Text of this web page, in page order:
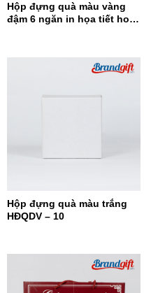
Hộp đựng quà màu vàng
đậm 6 ngăn in họa tiết hoa
Hộp đựng quà màu trắng
HĐQDV – 10